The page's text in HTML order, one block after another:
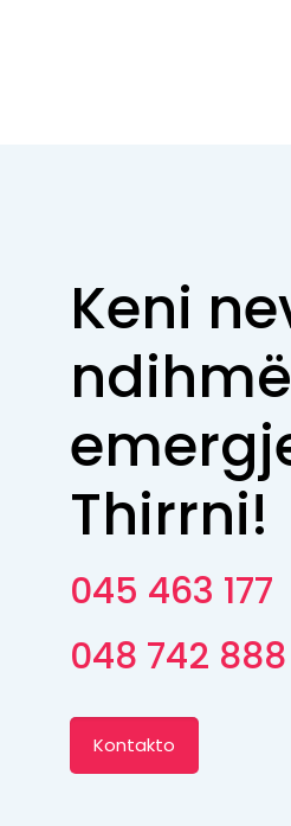
Keni
ndihmë
Thirrni!
045 463 177
048 742 888
Kontakto